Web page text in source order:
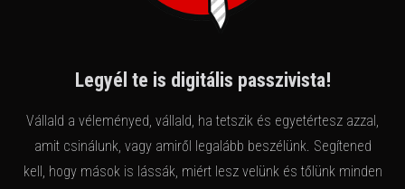
Legyél te is digitális passzivista!
Vállald a véleményed, vállald, ha tetszik és egyetértesz azzal,
amit csinálunk, vagy amiről legalább beszélünk. Segítened
kell, hogy mások is lássák, miért lesz velünk és tőlünk minden